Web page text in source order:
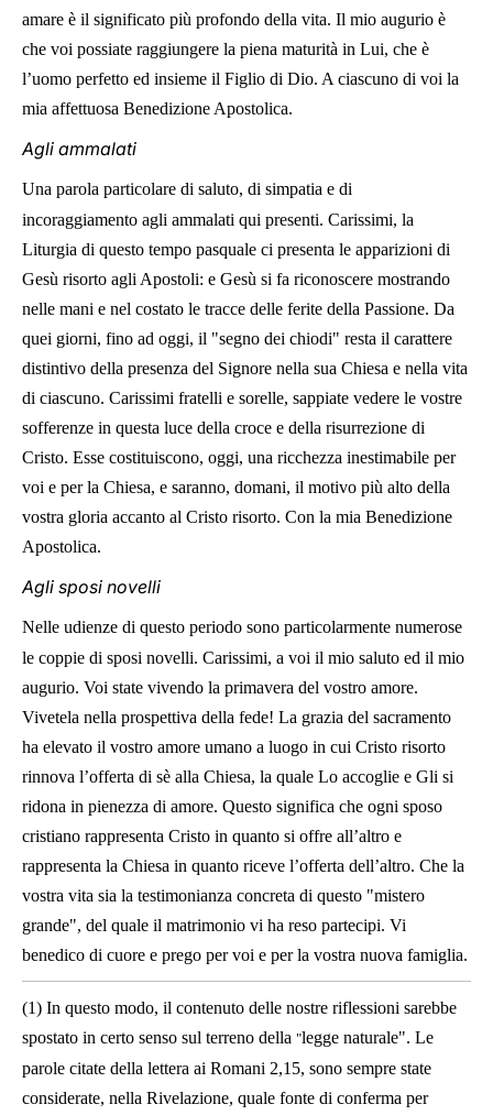
amare è il significato più profondo della vita. Il mio augurio è
che voi possiate raggiungere la piena maturità in Lui, che è
l’uomo perfetto ed insieme il Figlio di Dio. A ciascuno di voi la
mia affettuosa Benedizione Apostolica.
Agli ammalati
Una parola particolare di saluto, di simpatia e di
incoraggiamento agli ammalati qui presenti. Carissimi, la
Liturgia di questo tempo pasquale ci presenta le apparizioni di
Gesù risorto agli Apostoli: e Gesù si fa riconoscere mostrando
nelle mani e nel costato le tracce delle ferite della Passione. Da
quei giorni, fino ad oggi, il "segno dei chiodi" resta il carattere
distintivo della presenza del Signore nella sua Chiesa e nella vita
di ciascuno. Carissimi fratelli e sorelle, sappiate vedere le vostre
sofferenze in questa luce della croce e della risurrezione di
Cristo. Esse costituiscono, oggi, una ricchezza inestimabile per
voi e per la Chiesa, e saranno, domani, il motivo più alto della
vostra gloria accanto al Cristo risorto. Con la mia Benedizione
Apostolica.
Agli sposi novelli
Nelle udienze di questo periodo sono particolarmente numerose
le coppie di sposi novelli. Carissimi, a voi il mio saluto ed il mio
augurio. Voi state vivendo la primavera del vostro amore.
Vivetela nella prospettiva della fede! La grazia del sacramento
ha elevato il vostro amore umano a luogo in cui Cristo risorto
rinnova l’offerta di sè alla Chiesa, la quale Lo accoglie e Gli si
ridona in pienezza di amore. Questo significa che ogni sposo
cristiano rappresenta Cristo in quanto si offre all’altro e
rappresenta la Chiesa in quanto riceve l’offerta dell’altro. Che la
vostra vita sia la testimonianza concreta di questo "mistero
grande", del quale il matrimonio vi ha reso partecipi. Vi
benedico di cuore e prego per voi e per la vostra nuova famiglia.
(1) In questo modo, il contenuto delle nostre riflessioni sarebbe
spostato in certo senso sul terreno della "legge naturale". Le
parole citate della lettera ai Romani 2,15, sono sempre state
considerate, nella Rivelazione, quale fonte di conferma per